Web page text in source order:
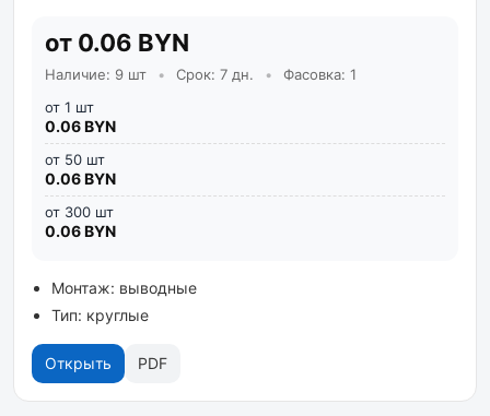
от 0.06 BYN
Наличие: 9 шт • Срок: 7 дн. •
Фасовка: 1
от 1 шт
0.06 BYN
от 50 шт
0.06 BYN
от 300 шт
0.06 BYN
Монтаж: выводные
Тип: круглые
Открыть PDF